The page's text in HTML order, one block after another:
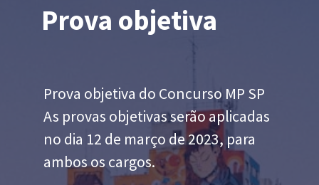
Prova objetiva
Prova objetiva do Concurso MP SP
As provas objetivas serão aplicadas
no dia 12 de março de 2023, para
ambos os cargos.